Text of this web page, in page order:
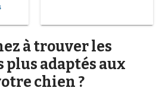
à trouver les
adaptés aux
chien ?